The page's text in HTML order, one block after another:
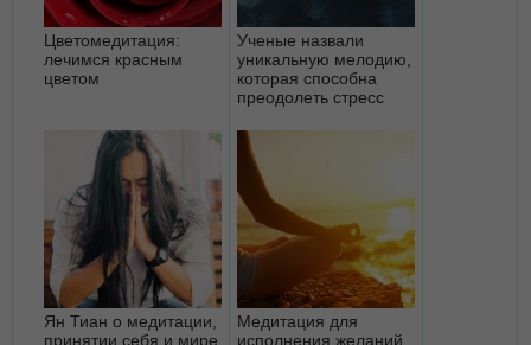
Цветомедитация:
лечимся красным
цветом
Ученые назвали
уникальную мелодию,
которая способна
преодолеть стресс
Ян Тиан о медитации,
принятии себя и мире
Медитация для
исполнения желаний